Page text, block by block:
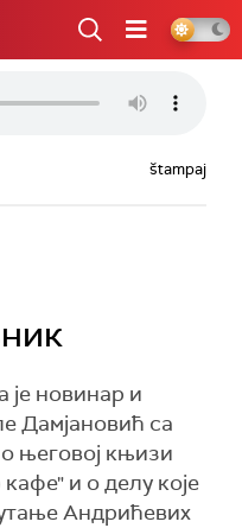
štampaj
је новинар и
Дамјановић са
његовој књизи
и о делу које
Андрићевих